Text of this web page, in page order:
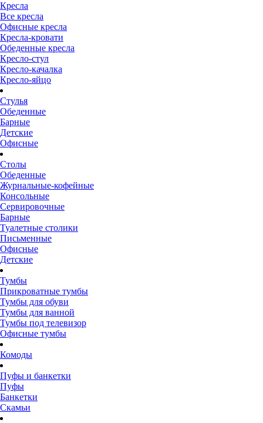
Кресла
Все кресла
Офисные кресла
Кресла-кровати
Обеденные кресла
Кресло-стул
Кресло-качалка
Кресло-яйцо
Стулья
Обеденные
Барные
Детские
Офисные
Столы
Обеденные
Журнальные-кофейные
Консольные
Сервировочные
Барные
Туалетные столики
Письменные
Офисные
Детские
Тумбы
Прикроватные тумбы
Тумбы для обуви
Тумбы для ванной
Тумбы под телевизор
Офисные тумбы
Комоды
Пуфы и банкетки
Пуфы
Банкетки
Скамьи